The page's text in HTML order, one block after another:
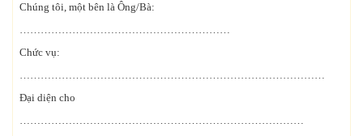
Chúng tôi, một bên là Ông/Bà:
……………………………………………………
Chức vụ:
……………………………………………………………………………
Đại diện cho
………………………………………………………………………